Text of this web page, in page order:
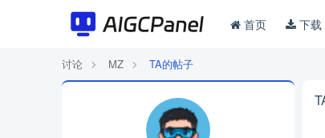
首页 下载
讨论 MZ TA的帖子